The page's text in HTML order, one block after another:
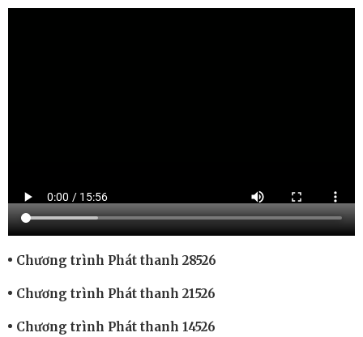
Chương trình Phát thanh 28526
Chương trình Phát thanh 21526
Chương trình Phát thanh 14526